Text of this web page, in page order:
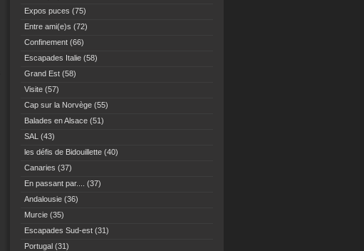
Expos puces (75)
Entre ami(e)s (72)
Confinement (66)
Escapades Italie (58)
Grand Est (58)
Visite (57)
Cap sur la Norvège (55)
Balades en Alsace (51)
SAL (43)
les défis de Bidouillette (40)
Canaries (37)
En passant par....
(37)
Andalousie (36)
Murcie (35)
Escapades Sud-est (31)
Portugal (31)